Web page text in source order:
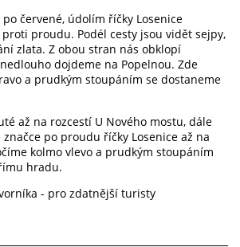
červené, údolím říčky Losenice
proudu. Podél cesty jsou vidět sejpy,
zlata. Z obou stran nás obklopí
dojdeme na Popelnou. Zde
a prudkým stoupáním se dostaneme
až na rozcestí U Nového mostu, dále
po proudu říčky Losenice až na
kolmo vlevo a prudkým stoupáním
hradu.
- pro zdatnější turisty